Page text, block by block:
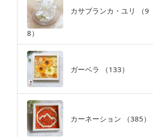
カサブランカ・ユリ （9
8）
ガーベラ （133）
カーネーション （385）